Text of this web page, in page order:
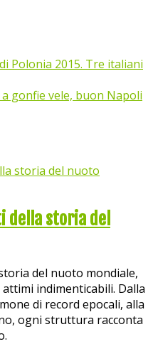
Polonia 2015. Tre italiani
gonfie vele, buon Napoli
della storia del
del nuoto mondiale,
indimenticabili. Dalla
di record epocali, alla
ogni struttura racconta